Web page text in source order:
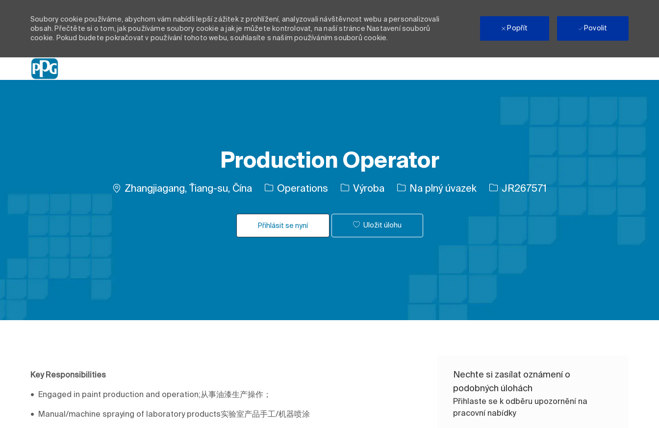
Soubory cookie používáme, abychom vám nabídli lepší zážitek z prohlížení, analyzovali návštěvnost webu a personalizovali
obsah. Přečtěte si o tom, jak používáme soubory cookie a jak je můžete kontrolovat, na naší stránce Nastavení souborů
cookie. Pokud budete pokračovat v používání tohoto webu, souhlasíte s naším používáním souborů cookie.
Popřít Povolit
Production Operator
Umístění
Zhangjiagang, Ťiang-su, Čína Operations Kategorie
Výroba Typ úlohy
Na plný úvazek ID úlohy
JR267571
Přihlásit se nyní Uložit úlohu
Key Responsibilities
• Engaged in paint production and operation;从事油漆生产操作；
• Manual/machine spraying of laboratory products实验室产品手工/机器喷涂
Nechte si zasílat oznámení o
podobných úlohách
Přihlaste se k odběru upozornění na
pracovní nabídky